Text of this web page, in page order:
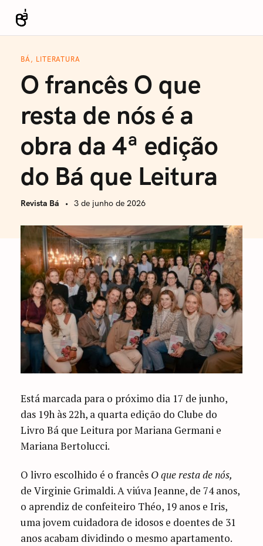
i
Revista Bá
BÁ, LITERATURA
O francês O que
resta de nós é a
obra da 4ª edição
do Bá que Leitura
Revista Bá 3 de junho de 2026
Está marcada para o próximo dia 17 de junho,
das 19h às 22h, a quarta edição do Clube do
Livro Bá que Leitura por Mariana Germani e
Mariana Bertolucci.
O livro escolhido é o francês O que resta de nós,
de Virginie Grimaldi. A viúva Jeanne, de 74 anos,
o aprendiz de confeiteiro Théo, 19 anos e Iris,
uma jovem cuidadora de idosos e doentes de 31
anos acabam dividindo o mesmo apartamento.